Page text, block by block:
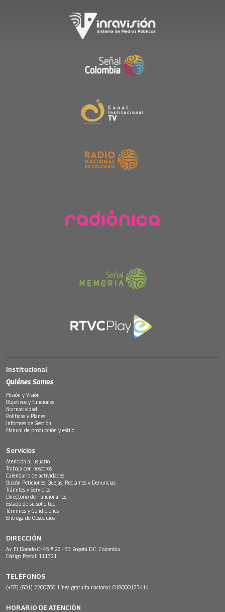
Institucional
Quiénes Somos
Misión y Visión
Objetivos y funciones
Normatividad
Políticas y Planes
Informes de Gestión
Manual de producción y estilo
Servicios
Atención al usuario
Trabaja con nosotros
Calendario de actividades
Buzón Peticiones, Quejas, Reclamos y Denuncias
Trámites y Servicios
Directorio de Funcionarios
Estado de su solicitud
Términos y Condiciones
Entrega de Obsequios
DIRECCIÓN
Av. El Dorado Cr.45 # 26 - 33 Bogotá D.C. Colombia.
Código Postal: 111321
TELÉFONOS
(+57) (601) 2200700. Línea gratuita nacional: 018000123414
HORARIO DE ATENCIÓN